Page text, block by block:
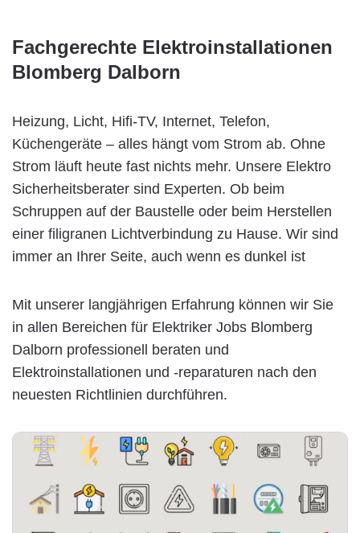
Fachgerechte Elektroinstallationen
Blomberg Dalborn
Heizung, Licht, Hifi-TV, Internet, Telefon,
Küchengeräte – alles hängt vom Strom ab. Ohne
Strom läuft heute fast nichts mehr. Unsere Elektro
Sicherheitsberater sind Experten. Ob beim
Schruppen auf der Baustelle oder beim Herstellen
einer filigranen Lichtverbindung zu Hause. Wir sind
immer an Ihrer Seite, auch wenn es dunkel ist
Mit unserer langjährigen Erfahrung können wir Sie
in allen Bereichen für Elektriker Jobs Blomberg
Dalborn professionell beraten und
Elektroinstallationen und -reparaturen nach den
neuesten Richtlinien durchführen.